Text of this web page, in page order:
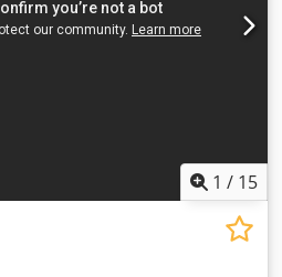
1 / 15